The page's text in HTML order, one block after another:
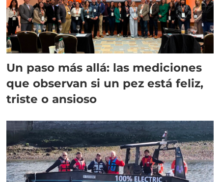
Un paso más allá: las mediciones
que observan si un pez está feliz,
triste o ansioso